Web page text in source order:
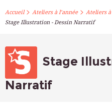
PARIS
ATELIERS
Accueil> Ateliers à l’année> Ateliers à
Stage Illustration - Dessin Narratif
Stage
Narratif